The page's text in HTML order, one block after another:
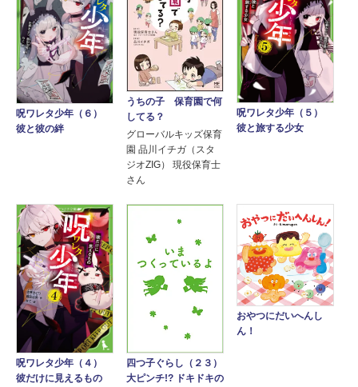
呪ワレタ少年（６）
彼と彼の絆
うちの子 保育園で何
してる？
グローバルキッズ保育
園 品川イチガ（スタ
ジオZIG） 現役保育士
さん
呪ワレタ少年（５）
彼と旅する少女
呪ワレタ少年（４）
彼だけに見えるもの
四つ子ぐらし（２３）
大ピンチ!? ドキドキの
おやつにだいへんし
ん！